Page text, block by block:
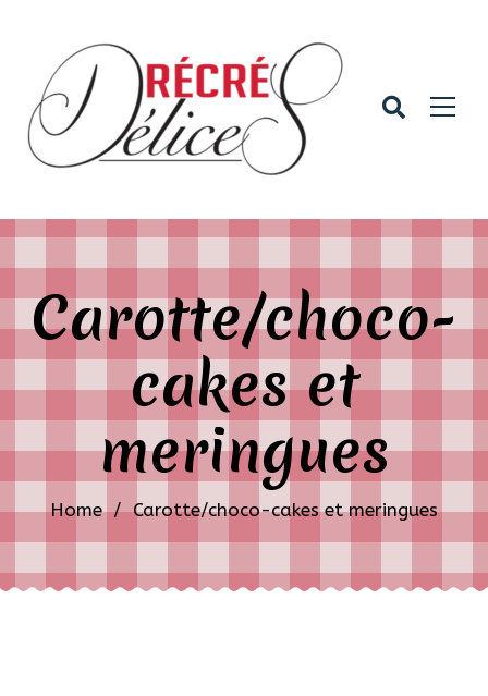
Carotte/choco-
cakes et
meringues
Home / Carotte/choco-cakes et meringues